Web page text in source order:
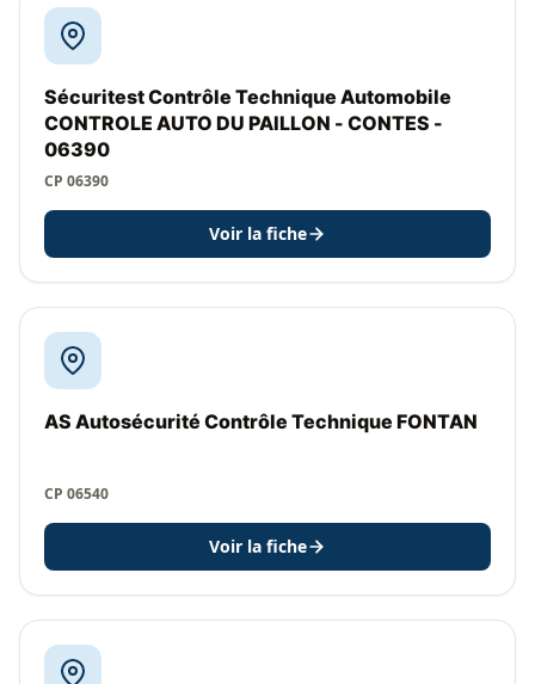
Sécuritest Contrôle Technique Automobile
CONTROLE AUTO DU PAILLON - CONTES -
06390
CP 06390
Voir la fiche
AS Autosécurité Contrôle Technique FONTAN
CP 06540
Voir la fiche